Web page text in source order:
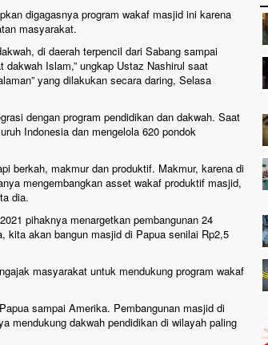
digagasnya program wakaf masjid ini karena
masyarakat.
di daerah terpencil dari Sabang sampai
Islam,” ungkap Ustaz Nashirul saat
yang dilakukan secara daring, Selasa
dengan program pendidikan dan dakwah. Saat
Indonesia dan mengelola 620 pondok
berkah, makmur dan produktif. Makmur, karena di
mengembangkan asset wakaf produktif masjid,
dia.
pihaknya menargetkan pembangunan 24
kita akan bangun masjid di Papua senilai Rp2,5
masyarakat untuk mendukung program wakaf
sampai Amerika. Pembangunan masjid di
mendukung dakwah pendidikan di wilayah paling